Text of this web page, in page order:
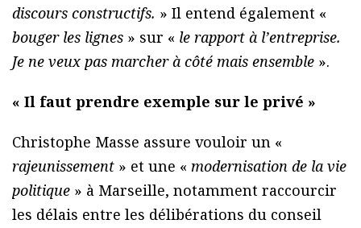
discours constructifs. » Il entend également «
bouger les lignes » sur « le rapport à l’entreprise.
Je ne veux pas marcher à côté mais ensemble ».
« Il faut prendre exemple sur le privé »
Christophe Masse assure vouloir un «
rajeunissement » et une « modernisation de la vie
politique » à Marseille, notamment raccourcir
les délais entre les délibérations du conseil